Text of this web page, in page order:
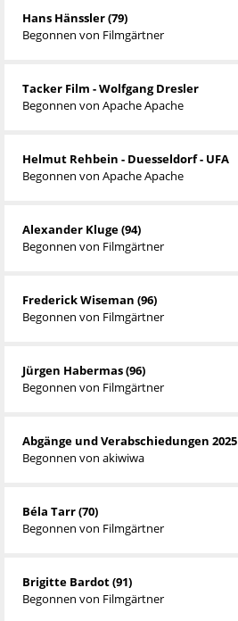
Hans Hänssler (79)
Begonnen von Filmgärtner
Tacker Film - Wolfgang Dresler
Begonnen von Apache Apache
Helmut Rehbein - Duesseldorf - UFA
Begonnen von Apache Apache
Alexander Kluge (94)
Begonnen von Filmgärtner
Frederick Wiseman (96)
Begonnen von Filmgärtner
Jürgen Habermas (96)
Begonnen von Filmgärtner
Abgänge und Verabschiedungen 2025
Begonnen von akiwiwa
Béla Tarr (70)
Begonnen von Filmgärtner
Brigitte Bardot (91)
Begonnen von Filmgärtner